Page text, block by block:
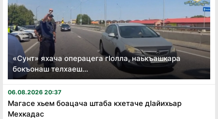
«Сунт» яхача операцега гӏолла, наькъашкара
бокъонаш телхаеш...
06.08.2026 20:37
Магасе хьем боацача штаба кхетаче дӏайихьар
Мехкадас